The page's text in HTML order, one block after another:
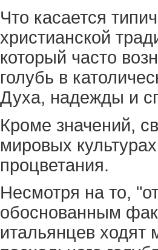
Что касается
христианской
который часто
голубь в
Духа, надежды и
Кроме значений,
мировых
процветания.
Несмотря на то,
обоснованным
итальянцев